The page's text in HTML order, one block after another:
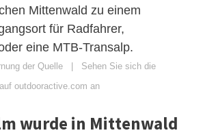
Mittenwald zu einem
für Radfahrer,
eine MTB-Transalp.
der Quelle | Sehen Sie sich die
outdooractive.com an
wurde in Mittenwald